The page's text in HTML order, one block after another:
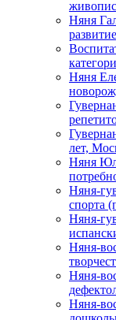
Няня
Няня
лет,
Няня
Няня-
спорта
Няня-
Няня-
Няня-
Няня-